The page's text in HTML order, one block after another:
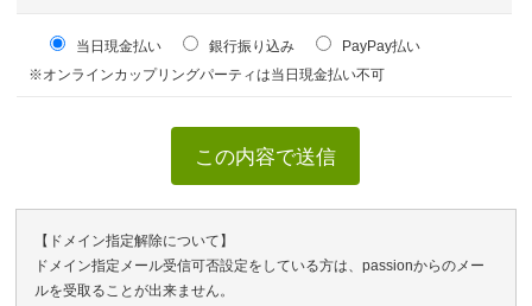
当日現金払い 銀行振り込み
PayPay払い
※オンラインカップリングパーティは当日現金払い不可
【ドメイン指定解除について】
ドメイン指定メール受信可否設定をしている方は、passionからのメー
ルを受取ることが出来ません。